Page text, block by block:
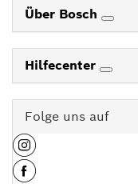
Über Bosch
Hilfecenter
Folge uns auf